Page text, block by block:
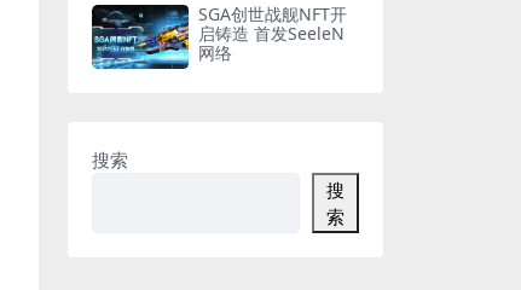
SGA创世战舰NFT开
启铸造 首发SeeleN
网络
搜索
搜
索